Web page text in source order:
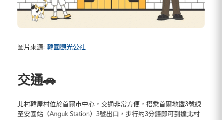
圖片來源: 韓國觀光公社
交通🚗
北村韓屋村位於首爾市中心，交通非常方便，搭乘首爾地鐵3號線
至安國站（Anguk Station）3號出口，步行約3分鐘即可到達北村